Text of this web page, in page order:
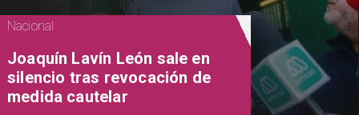
Nacional
Joaquín Lavín León sale en
silencio tras revocación de
medida cautelar